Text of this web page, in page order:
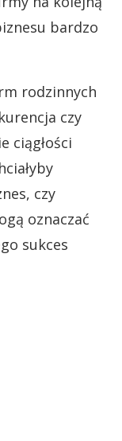
bardzo
rodzinnych
czy
ciągłości
czy
oznaczać
sukces